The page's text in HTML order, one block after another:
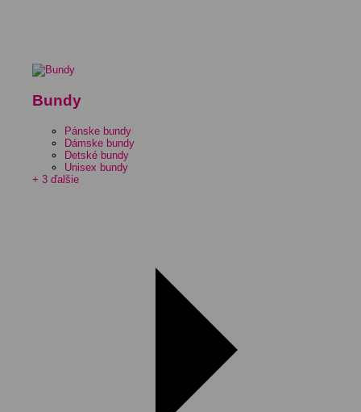
Bundy
Pánske bundy
Dámske bundy
Detské bundy
Unisex bundy
+ 3 ďalšie